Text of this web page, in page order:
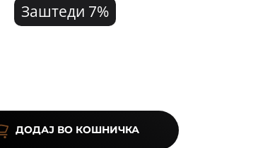
Заштеди 7%
ДОДАЈ ВО КОШНИЧКА